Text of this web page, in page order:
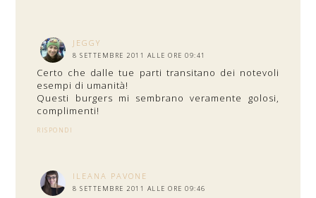
JEGGY
8 SETTEMBRE 2011 ALLE ORE 09:41
Certo che dalle tue parti transitano dei notevoli
esempi di umanità!
Questi burgers mi sembrano veramente golosi,
complimenti!
RISPONDI
ILEANA PAVONE
8 SETTEMBRE 2011 ALLE ORE 09:46